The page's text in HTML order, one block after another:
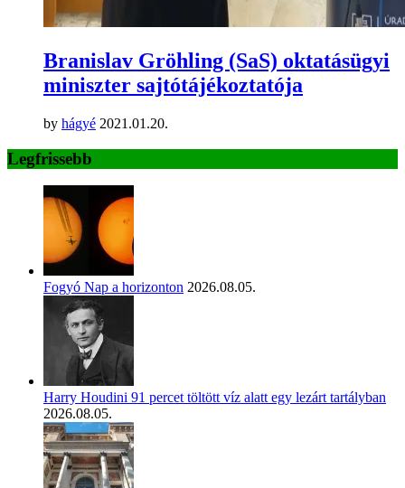
Branislav Gröhling (SaS) oktatásügyi
miniszter sajtótájékoztatója
by hágyé 2021.01.20.
Legfrissebb
Fogyó Nap a horizonton 2026.08.05.
Harry Houdini 91 percet töltött víz alatt egy lezárt tartályban
2026.08.05.